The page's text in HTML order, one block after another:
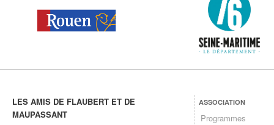
LES AMIS DE FLAUBERT ET DE
MAUPASSANT
ASSOCIATION
Programmes